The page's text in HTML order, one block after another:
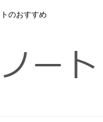
のおすすめ